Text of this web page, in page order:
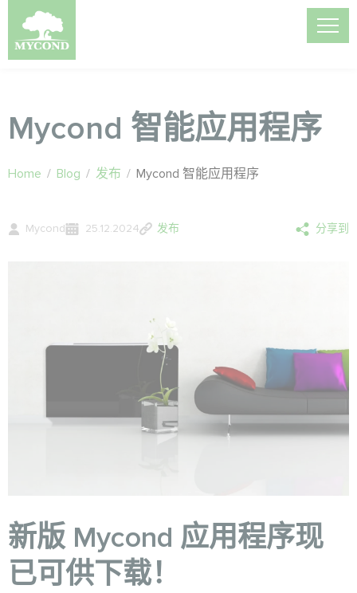
Mycond 智能应用程序
Home / Blog / 发布 / Mycond 智能应用程序
Mycond 25.12.2024 发布 分享到
新版 Mycond 应用程序现
已可供下载！